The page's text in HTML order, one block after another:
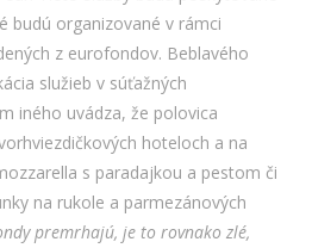
budú organizované v rámci
z eurofondov. Beblavého
služieb v súťažných
iného uvádza, že polovica
hoteloch a na
s paradajkou a pestom či
na rukole a parmezánových
premrhajú, je to rovnako zlé,